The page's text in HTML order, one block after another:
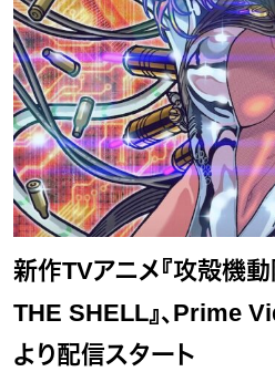
新作TVアニメ『攻殻機
THE SHELL』、Prime
より配信スタート